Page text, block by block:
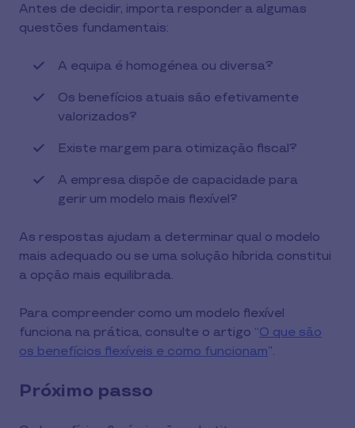
Antes de decidir, importa responder a algumas
questões fundamentais:
A equipa é homogénea ou diversa?
Os benefícios atuais são efetivamente
valorizados?
Existe margem para otimização fiscal?
A empresa dispõe de capacidade para
gerir um modelo mais flexível?
As respostas ajudam a determinar qual o modelo
mais adequado ou se uma solução híbrida constitui
a opção mais equilibrada.
Para compreender como um modelo flexível
funciona na prática, consulte o artigo “O que são
os benefícios flexíveis e como funcionam”.
Próximo passo